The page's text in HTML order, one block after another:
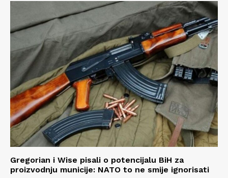
Gregorian i Wise pisali o potencijalu BiH za
proizvodnju municije: NATO to ne smije ignorisati